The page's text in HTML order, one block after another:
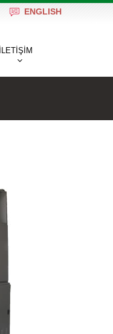
ENGLISH
İLETİŞİM